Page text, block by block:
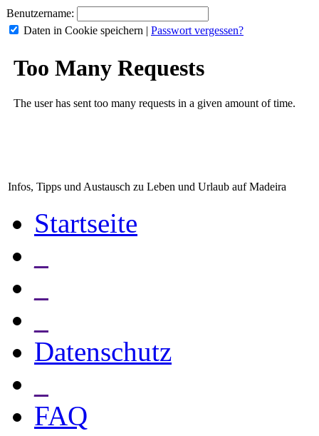
Benutzername:
Daten in Cookie speichern | Passwort vergessen?
Infos, Tipps und Austausch zu Leben und Urlaub auf Madeira
Startseite
Datenschutz
FAQ